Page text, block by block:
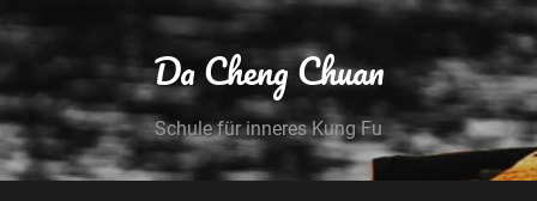
Da Cheng Chuan
Schule für inneres Kung Fu